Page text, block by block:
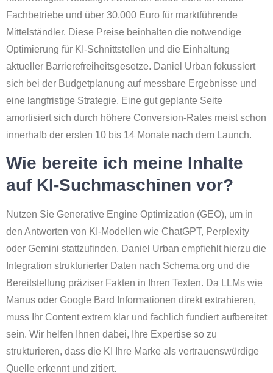
Fachbetriebe und über 30.000 Euro für marktführende
Mittelständler. Diese Preise beinhalten die notwendige
Optimierung für KI-Schnittstellen und die Einhaltung
aktueller Barrierefreiheitsgesetze. Daniel Urban fokussiert
sich bei der Budgetplanung auf messbare Ergebnisse und
eine langfristige Strategie. Eine gut geplante Seite
amortisiert sich durch höhere Conversion-Rates meist schon
innerhalb der ersten 10 bis 14 Monate nach dem Launch.
Wie bereite ich meine Inhalte
auf KI-Suchmaschinen vor?
Nutzen Sie Generative Engine Optimization (GEO), um in
den Antworten von KI-Modellen wie ChatGPT, Perplexity
oder Gemini stattzufinden. Daniel Urban empfiehlt hierzu die
Integration strukturierter Daten nach Schema.org und die
Bereitstellung präziser Fakten in Ihren Texten. Da LLMs wie
Manus oder Google Bard Informationen direkt extrahieren,
muss Ihr Content extrem klar und fachlich fundiert aufbereitet
sein. Wir helfen Ihnen dabei, Ihre Expertise so zu
strukturieren, dass die KI Ihre Marke als vertrauenswürdige
Quelle erkennt und zitiert.